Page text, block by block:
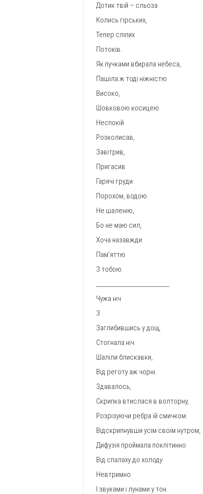
Дотик твій – сльоза
Колись гірських,
Тепер сліпих
Потоків.
Як пучками вбирала небеса,
Пашіла ж тоді ніжністю
Високо,
Шовковою косицею.
Неспокій
Розколисав,
Завітрив,
Пригасив
Гарячі груди
Порохом, водою.
Не шаленію,
Бо не маю сил,
Хоча назавжди
Пам’яттю
З тобою.
Чужа ніч
3
Заглибившись у дощ,
Стогнала ніч.
Шаліли блискавки,
Від реготу аж чорні.
Здавалось,
Скрипка втислася в волторну,
Розрізуючи ребра їй смичком.
Відскрипнувши усім своїм нутром,
Дифузія проймала поклітинно
Від спалаху до холоду
Невтримно
І звуками і лунами у тон.